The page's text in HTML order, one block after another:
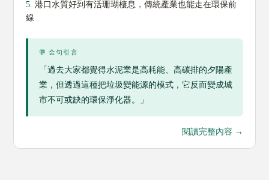
5. 港口水質好到有活珊瑚棲息，傳統產業也能走在環保前
線
💬 金句引言
「過去大家都覺得水泥業是高耗能、高碳排的夕陽產
業，但透過這種把垃圾變能源的模式，它反而變成城
市不可或缺的環保淨化器。」
閱讀完整內容 →